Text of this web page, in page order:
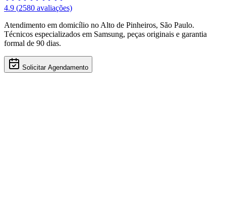
4.9 (2580 avaliações)
Atendimento em domicílio no Alto de Pinheiros, São Paulo.
Técnicos especializados em Samsung, peças originais e garantia
formal de 90 dias.
Solicitar Agendamento